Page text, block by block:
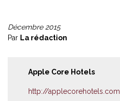
Décembre 2015
Par La rédaction
Apple Core Hotels
http://